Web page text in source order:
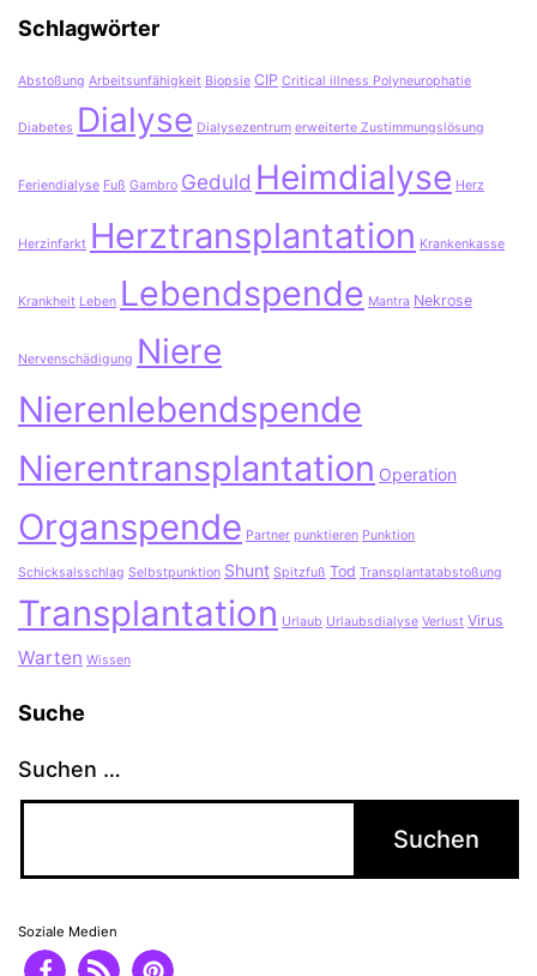
Schlagwörter
Abstoßung Arbeitsunfähigkeit Biopsie CIP Critical illness Polyneurophatie
Diabetes Dialyse Dialysezentrum erweiterte Zustimmungslösung
Feriendialyse Fuß Gambro Geduld Heimdialyse Herz
Herzinfarkt Herztransplantation Krankenkasse
Krankheit Leben Lebendspende Mantra Nekrose
Nervenschädigung Niere
Nierenlebendspende
Nierentransplantation Operation
Organspende Partner punktieren Punktion
Schicksalsschlag Selbstpunktion Shunt Spitzfuß Tod Transplantatabstoßung
Transplantation Urlaub Urlaubsdialyse Verlust Virus
Warten Wissen
Suche
Suchen …
Soziale Medien